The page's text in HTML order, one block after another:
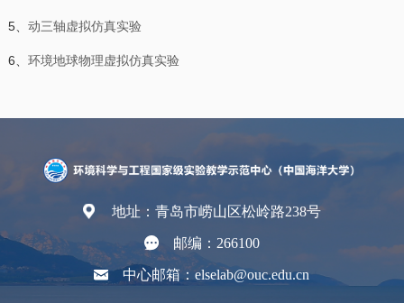
5、 动三轴虚拟仿真实验
6、 环境地球物理虚拟仿真实验
地址：青岛市崂山区松岭路238号
邮编：266100
中心邮箱：elselab@ouc.edu.cn